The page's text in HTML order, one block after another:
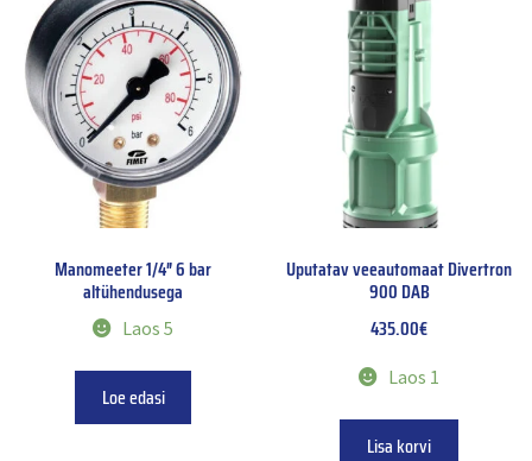
Manomeeter 1/4″ 6 bar
altühendusega
Laos 5
Loe edasi
Uputatav veeautomaat Divertron
900 DAB
435.00€
Laos 1
Lisa korvi